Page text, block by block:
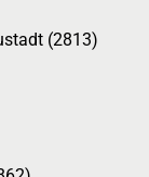
(2813)